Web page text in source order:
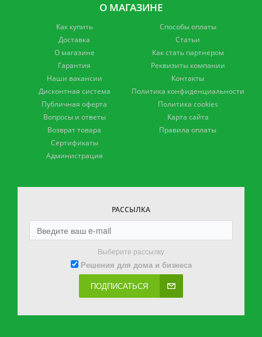
О МАГАЗИНЕ
Как купить
Доставка
О магазине
Гарантия
Наши вакансии
Дисконтная система
Публичная оферта
Вопросы и ответы
Возврат товара
Сертификаты
Администрация
Способы оплаты
Статьи
Как стать партнером
Реквизиты компании
Контакты
Политика конфиденциальности
Политика cookies
Карта сайта
Правила оплаты
РАССЫЛКА
Выберите рассылку
Решения для дома и бизнеса
ПОДПИСАТЬСЯ